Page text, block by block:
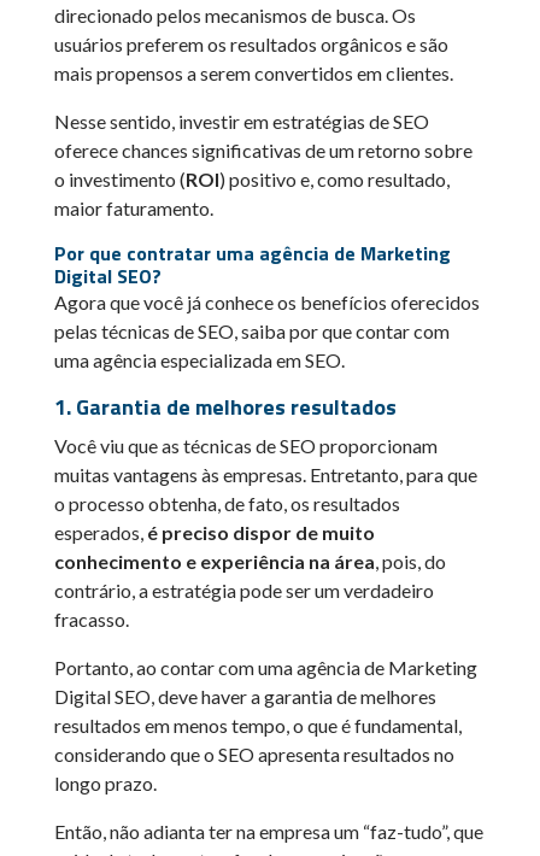
direcionado pelos mecanismos de busca. Os
usuários preferem os resultados orgânicos e são
mais propensos a serem convertidos em clientes.
Nesse sentido, investir em estratégias de SEO
oferece chances significativas de um retorno sobre
o investimento (ROI) positivo e, como resultado,
maior faturamento.
Por que contratar uma agência de Marketing
Digital SEO?
Agora que você já conhece os benefícios oferecidos
pelas técnicas de SEO, saiba por que contar com
uma agência especializada em SEO.
1. Garantia de melhores resultados
Você viu que as técnicas de SEO proporcionam
muitas vantagens às empresas. Entretanto, para que
o processo obtenha, de fato, os resultados
esperados, é preciso dispor de muito
conhecimento e experiência na área, pois, do
contrário, a estratégia pode ser um verdadeiro
fracasso.
Portanto, ao contar com uma agência de Marketing
Digital SEO, deve haver a garantia de melhores
resultados em menos tempo, o que é fundamental,
considerando que o SEO apresenta resultados no
longo prazo.
Então, não adianta ter na empresa um “faz-tudo”, que